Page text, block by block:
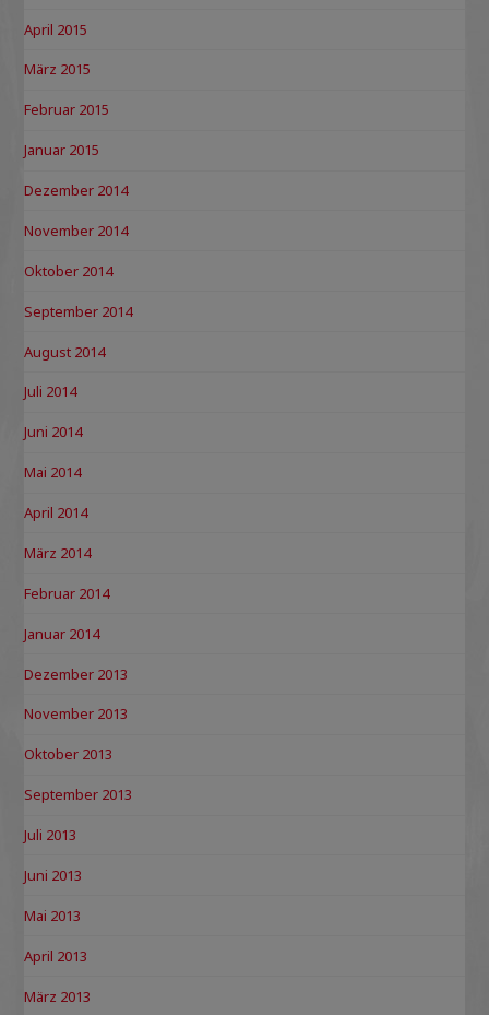
April 2015
März 2015
Februar 2015
Januar 2015
Dezember 2014
November 2014
Oktober 2014
September 2014
August 2014
Juli 2014
Juni 2014
Mai 2014
April 2014
März 2014
Februar 2014
Januar 2014
Dezember 2013
November 2013
Oktober 2013
September 2013
Juli 2013
Juni 2013
Mai 2013
April 2013
März 2013